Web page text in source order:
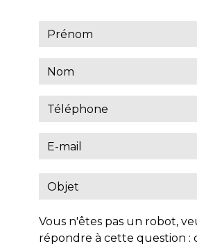
Vous n'êtes pas un robot,
répondre à cette question :